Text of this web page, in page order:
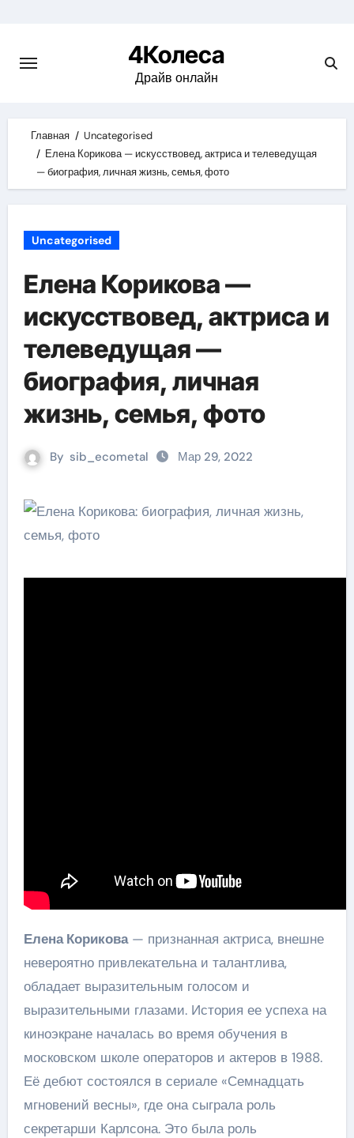
content
4Колеса
Драйв онлайн
Главная
Uncategorised
Елена Корикова — искусствовед, актриса и телеведущая
— биография, личная жизнь, семья, фото
Uncategorised
Елена Корикова —
искусствовед, актриса и
телеведущая —
биография, личная
жизнь, семья, фото
By sib_ecometal Мар 29, 2022
Елена Корикова— признанная актриса, внешне
невероятно привлекательна и талантлива,
обладает выразительным голосом и
выразительными глазами. История ее успеха на
киноэкране началась во время обучения в
московском школе операторов и актеров в 1988.
Её дебют состоялся в сериале «Семнадцать
мгновений весны», где она сыграла роль
секретарши Карлсона. Это была роль